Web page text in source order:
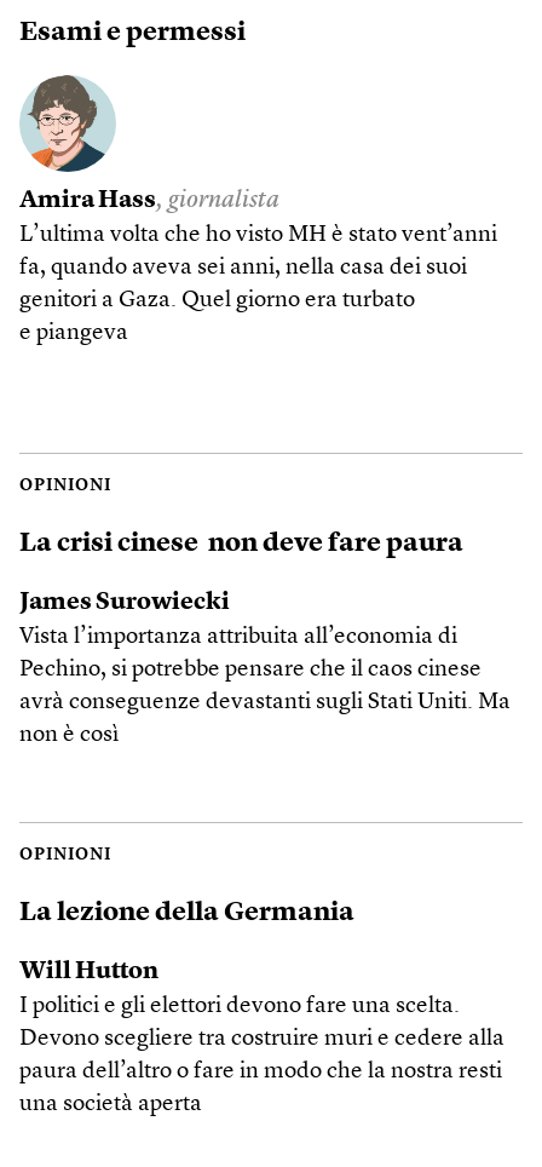
Esami e permessi
Amira Hass, giornalista
L’ultima volta che ho visto MH è stato vent’anni
fa, quando aveva sei anni, nella casa dei suoi
genitori a Gaza. Quel giorno era turbato
e piangeva
OPINIONI
La crisi cinese non deve fare paura
James Surowiecki
Vista l’importanza attribuita all’economia di
Pechino, si potrebbe pensare che il caos cinese
avrà conseguenze devastanti sugli Stati Uniti. Ma
non è così
OPINIONI
La lezione della Germania
Will Hutton
I politici e gli elettori devono fare una scelta.
Devono scegliere tra costruire muri e cedere alla
paura dell’altro o fare in modo che la nostra resti
una società aperta